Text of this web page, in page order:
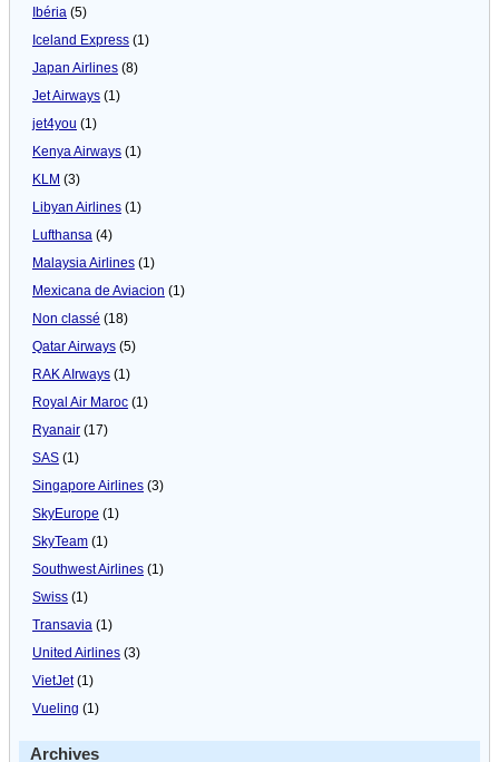
Ibéria (5)
Iceland Express (1)
Japan Airlines (8)
Jet Airways (1)
jet4you (1)
Kenya Airways (1)
KLM (3)
Libyan Airlines (1)
Lufthansa (4)
Malaysia Airlines (1)
Mexicana de Aviacion (1)
Non classé (18)
Qatar Airways (5)
RAK AIrways (1)
Royal Air Maroc (1)
Ryanair (17)
SAS (1)
Singapore Airlines (3)
SkyEurope (1)
SkyTeam (1)
Southwest Airlines (1)
Swiss (1)
Transavia (1)
United Airlines (3)
VietJet(1)
Vueling (1)
Archives